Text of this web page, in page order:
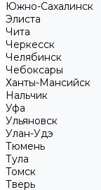
Южно-Сахалинск
Элиста
Чита
Черкесск
Челябинск
Чебоксары
Ханты-Мансийск
Нальчик
Уфа
Ульяновск
Улан-Удэ
Тюмень
Тула
Томск
Тверь